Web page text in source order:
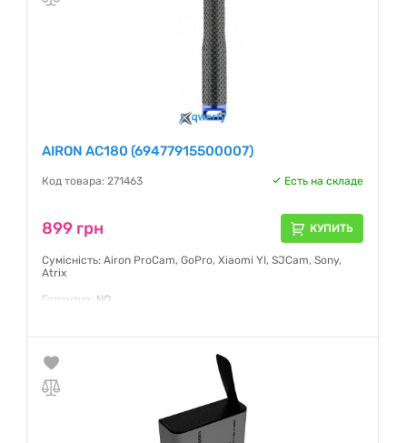
AIRON AC180 (69477915500007)
Код товара: 271463 Есть на складе
899 грн КУПИТЬ
Сумісність: Airon ProCam, GoPro, Xiaomi YI, SJCam, Sony,
Atrix
Гарантия: NO